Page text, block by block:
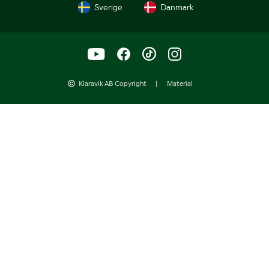
Sverige Danmark
Klaravik AB Copyright | Material